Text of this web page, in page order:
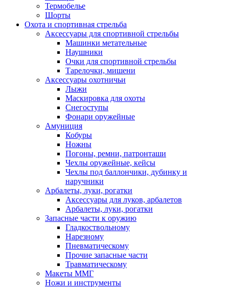
Термобелье
Шорты
Охота и спортивная стрельба
Аксессуары для спортивной стрельбы
Машинки метательные
Наушники
Очки для спортивной стрельбы
Тарелочки, мишени
Аксессуары охотничьи
Лыжи
Маскировка для охоты
Снегоступы
Фонари оружейные
Амуниция
Кобуры
Ножны
Погоны, ремни, патронташи
Чехлы оружейные, кейсы
Чехлы под баллончики, дубинку и
наручники
Арбалеты, луки, рогатки
Аксессуары для луков, арбалетов
Арбалеты, луки, рогатки
Запасные части к оружию
Гладкоствольному
Нарезному
Пневматическому
Прочие запасные части
Травматическому
Макеты ММГ
Ножи и инструменты